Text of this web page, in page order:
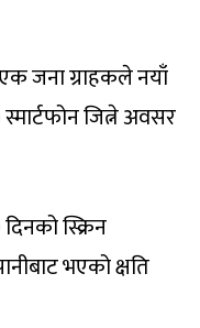
एक जना ग्राहकले नयाँ
जित्ने अवसर
स्क्रिन
भएको क्षति